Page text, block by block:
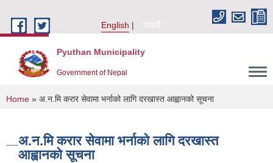
English
नेपाली
Pyuthan Municipality
Government of Nepal
You are here
Home » अ.न.मि करार सेवामा भर्नाको लागि दरखास्त आह्वानको सूचना
अ.न.मि करार सेवामा भर्नाको लागि दरखास्त
आह्वानको सूचना